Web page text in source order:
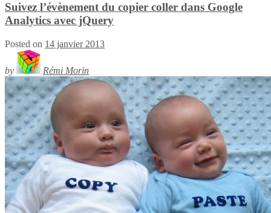
Suivez l’évènement du copier coller dans Google
Analytics avec jQuery
Posted on 14 janvier 2013
by Rémi Morin